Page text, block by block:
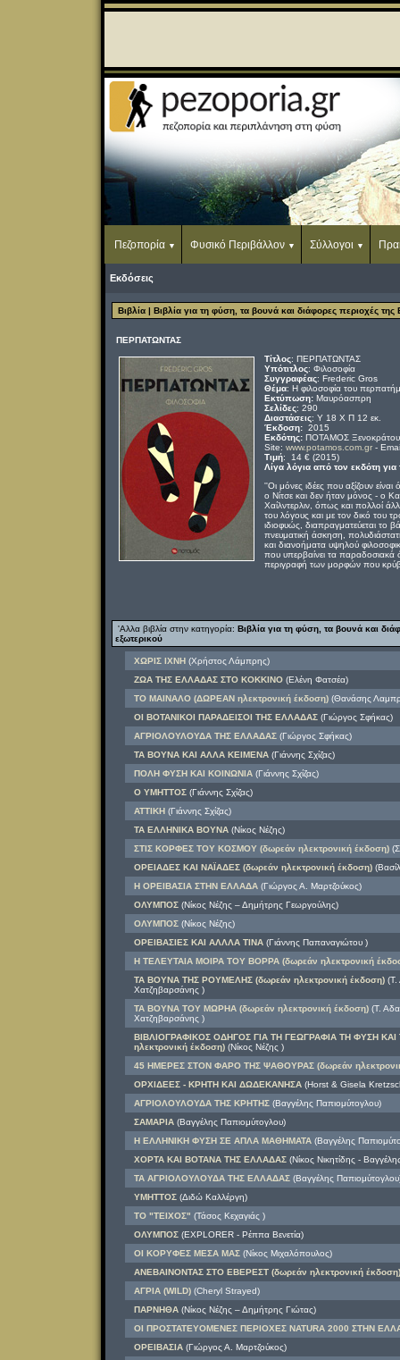
Πεζοπορία Φυσικό Περιβάλλον Σύλλογοι
Εκδόσεις
Βιβλία| Βιβλία για τη φύση, τα βουνά και διάφορες περιοχές της
ΠΕΡΠΑΤΩΝΤΑΣ
Τίτλος: ΠΕΡΠΑΤΩΝΤΑΣ
Υπότιτλος: Φιλοσοφία
Συγγραφέας: Frederic Gros
Θέμα: Η φιλοσοφία του
Εκτύπωση: Μαυρόασπρη
Σελίδες: 290
Διαστάσεις: Υ 18 Χ Π 12 εκ.
Έκδοση: 2015
Εκδότης: ΠΟΤΑΜΟΣ
Site: www.potamos.com.gr-
Τιμή: 14 € (2015)
Λίγα λόγια από τον εκδότη για
''Οι μόνες ιδέες που αξίζουν
ο Νίτσε και δεν ήταν μόνος -
Χαίλντερλιν, όπως και πολλοί
του λόγους και με τον δικό του
ιδιοφυώς, διαπραγματεύεται το
πνευματική άσκηση,
και διανοήματα υψηλού
που υπερβαίνει τα παραδοσιακά
περιγραφή των μορφών που
'Αλλα βιβλία στην κατηγορία: Βιβλία για τη φύση, τα βουνά και
εξωτερικού
ΧΩΡΙΣ ΙΧΝΗ(Χρήστος Λάμπρης)
ΖΩΑ ΤΗΣ ΕΛΛΑΔΑΣ ΣΤΟ ΚΟΚΚΙΝΟ(Ελένη Φατσέα)
ΤΟ ΜΑΙΝΑΛΟ (ΔΩΡΕΑΝ ηλεκτρονική έκδοση)(Θανάσης
ΟΙ ΒΟΤΑΝΙΚΟΙ ΠΑΡΑΔΕΙΣΟΙ ΤΗΣ ΕΛΛΑΔΑΣ(Γιώργος Σφήκας)
ΑΓΡΙΟΛΟΥΛΟΥΔΑ ΤΗΣ ΕΛΛΑΔΑΣ (Γιώργος Σφήκας)
ΤΑ ΒΟΥΝΑ ΚΑΙ ΑΛΛΑ ΚΕΙΜΕΝΑ(Γιάννης Σχίζας)
ΠΟΛΗ ΦΥΣΗ ΚΑΙ ΚΟΙΝΩΝΙΑ(Γιάννης Σχίζας)
Ο ΥΜΗΤΤΟΣ(Γιάννης Σχίζας)
ΑΤΤΙΚΗ(Γιάννης Σχίζας)
ΤΑ ΕΛΛΗΝΙΚΑ ΒΟΥΝΑ(Νίκος Νέζης)
ΣΤΙΣ ΚΟΡΦΕΣ ΤΟΥ ΚΟΣΜΟΥ (δωρεάν ηλεκτρονική έκδοση)
ΟΡΕΙΑΔΕΣ ΚΑΙ ΝΑΪΑΔΕΣ (δωρεάν ηλεκτρονική έκδοση)
Η ΟΡΕΙΒΑΣΙΑ ΣΤΗΝ ΕΛΛΑΔΑ (Γιώργος Α. Μαρτζούκος)
ΟΛΥΜΠΟΣ(Νίκος Νέζης – Δημήτρης Γεωργούλης)
ΟΛΥΜΠΟΣ(Νίκος Νέζης)
ΟΡΕΙΒΑΣΙΕΣ ΚΑΙ ΑΛΛΛΑ ΤΙΝΑ (Γιάννης Παπαναγιώτου )
Η ΤΕΛΕΥΤΑΙΑ ΜΟΙΡΑ ΤΟΥ ΒΟΡΡΑ (δωρεάν ηλεκτρονική
ΤΑ ΒΟΥΝΑ ΤΗΣ ΡΟΥΜΕΛΗΣ (δωρεάν ηλεκτρονική έκδοση)(Τ.
Χατζηβαρσάνης )
ΤΑ ΒΟΥΝΑ ΤΟΥ ΜΩΡΗΑ (δωρεάν ηλεκτρονική έκδοση)(Τ.
Χατζηβαρσάνης )
ΒΙΒΛΙΟΓΡΑΦΙΚΟΣ ΟΔΗΓΟΣ ΓΙΑ ΤΗ ΓΕΩΓΡΑΦΙΑ ΤΗ ΦΥΣΗ
ηλεκτρονική έκδοση)(Νίκος Νέζης )
45 ΗΜΕΡΕΣ ΣΤΟΝ ΦΑΡΟ ΤΗΣ ΨΑΘΟΥΡΑΣ (δωρεάν
ΟΡΧΙΔΕΕΣ - ΚΡΗΤΗ ΚΑΙ ΔΩΔΕΚΑΝΗΣΑ(Horst & Gisela
ΑΓΡΙΟΛΟΥΛΟΥΔΑ ΤΗΣ ΚΡΗΤΗΣ(Βαγγέλης Παπιομύτογλου)
ΣΑΜΑΡΙΑ(Βαγγέλης Παπιομύτογλου)
Η ΕΛΛΗΝΙΚΗ ΦΥΣΗ ΣΕ ΑΠΛΑ ΜΑΘΗΜΑΤΑ(Βαγγέλης
ΧΟΡΤΑ ΚΑΙ ΒΟΤΑΝΑ ΤΗΣ ΕΛΛΑΔΑΣ (Νίκος Νικητίδης -
ΤΑ ΑΓΡΙΟΛΟΥΛΟΥΔΑ ΤΗΣ ΕΛΛΑΔΑΣ(Βαγγέλης
ΥΜΗΤΤΟΣ(Διδώ Καλλέργη)
ΤΟ "ΤΕΙΧΟΣ" (Τάσος Κεχαγιάς )
ΟΛΥΜΠΟΣ(EXPLORER - Ρέππα Βενετία)
ΟΙ ΚΟΡΥΦΕΣ ΜΕΣΑ ΜΑΣ(Νίκος Μιχαλόπουλος)
ΑΝΕΒΑΙΝΟΝΤΑΣ ΣΤΟ ΕΒΕΡΕΣΤ (δωρεάν ηλεκτρονική
ΑΓΡΙΑ (WILD)(Cheryl Strayed)
ΠΑΡΝΗΘΑ(Νίκος Νέζης – Δημήτρης Γιώτας)
ΟΙ ΠΡΟΣΤΑΤΕΥΟΜΕΝΕΣ ΠΕΡΙΟΧΕΣ NATURA 2000 ΣΤΗΝ
ΟΡΕΙΒΑΣΙΑ(Γιώργος Α. Μαρτζούκος)